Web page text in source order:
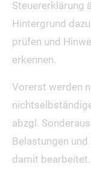
Steuererklärung
Hintergrund
prüfen und
erkennen.
Vorerst werden
abzgl.
Belastungen
damit bearbeitet.